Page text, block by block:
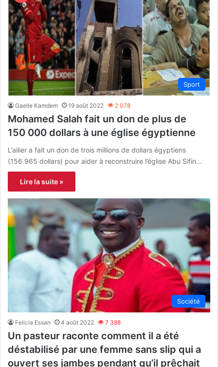
Sport
Gaelle Kamdem 19 août 2022 2 078
Mohamed Salah fait un don de plus de
150 000 dollars à une église égyptienne
L’ailier a fait un don de trois millions de dollars égyptiens
(156 965 dollars) pour aider à reconstruire l’église Abu Sifin…
Lire la suite »
Société
Felicia Essan 4 août 2022 7 388
Un pasteur raconte comment il a été
déstabilisé par une femme sans slip qui a
ouvert ses jambes pendant qu’il prêchait